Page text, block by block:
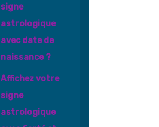
signe
astrologique
avec date de
naissance ?
Affichez votre
signe
astrologique